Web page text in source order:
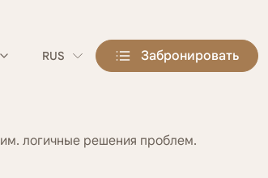
RUS Забронировать
логичные решения проблем.